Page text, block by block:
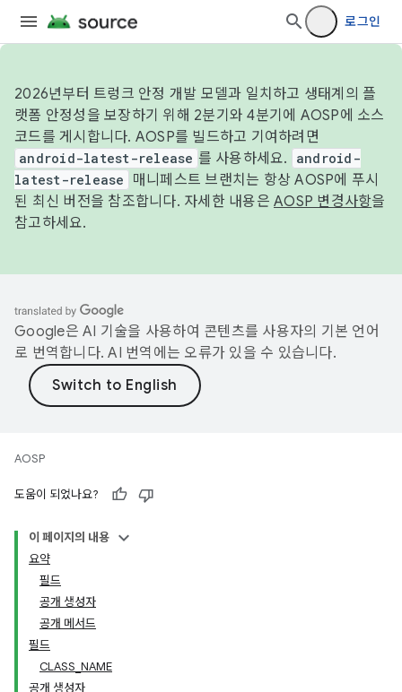
로그인
2026년부터 트렁크 안정 개발 모델과 일치하고 생태계의 플
랫폼 안정성을 보장하기 위해 2분기와 4분기에 AOSP에 소스
코드를 게시합니다. AOSP를 빌드하고 기여하려면
android-latest-release 를 사용하세요.
android-
latest-release
매니페스트 브랜치는 항상 AOSP에 푸시
된 최신 버전을 참조합니다. 자세한 내용은 AOSP 변경사항을
참고하세요.
Google은 AI 기술을 사용하여 콘텐츠를 사용자의 기본 언어
로 번역합니다. AI 번역에는 오류가 있을 수 있습니다.
AOSP
도움이 되었나요?
이 페이지의 내용
요약
필드
공개 생성자
공개 메서드
필드
CLASS_NAME
공개 생성자